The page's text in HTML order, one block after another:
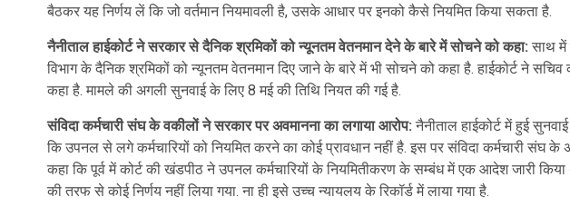
बैठकर यह निर्णय लें कि जो वर्तमान नियमावली है, उसके आधार पर इनको कैसे नियमित किया सकता है.
नैनीताल हाईकोर्ट ने सरकार से दैनिक श्रमिकों को न्यूनतम वेतनमान देने के बारे में सोचने को कहा: साथ में
विभाग के दैनिक श्रमिकों को न्यूनतम वेतनमान दिए जाने के बारे में भी सोचने को कहा है. हाईकोर्ट ने
कहा है. मामले की अगली सुनवाई के लिए 8 मई की तिथि नियत की गई है.
संविदा कर्मचारी संघ के वकीलों ने सरकार पर अवमानना का लगाया आरोप: नैनीताल हाईकोर्ट में हुई
कि उपनल से लगे कर्मचारियों को नियमित करने का कोई प्रावधान नहीं है. इस पर संविदा कर्मचारी संघ
कहा कि पूर्व में कोर्ट की खंडपीठ ने उपनल कर्मचारियों के नियमितीकरण के सम्बंध में एक आदेश जारी
की तरफ से कोई निर्णय नहीं लिया गया. ना ही इसे उच्च न्यायलय के रिकॉर्ड में लाया गया है.